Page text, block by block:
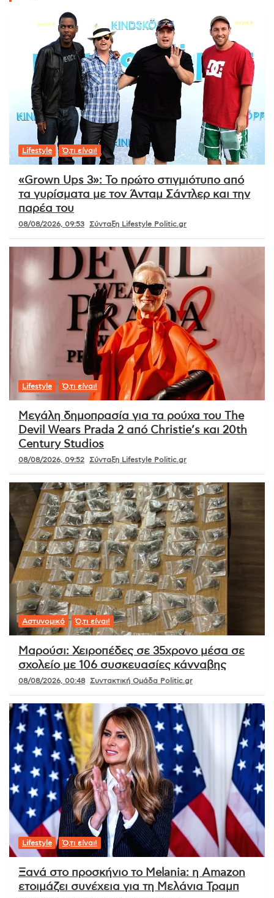
Lifestyle Ό,τι είναι!
«Grown Ups 3»: Το πρώτο στιγμιότυπο από
τα γυρίσματα με τον Άνταμ Σάντλερ και την
παρέα του
08/08/2026, 09:53 Σύνταξη Lifestyle Politic.gr
Lifestyle Ό,τι είναι!
Μεγάλη δημοπρασία για τα ρούχα του The
Devil Wears Prada 2 από Christie’s και 20th
Century Studios
08/08/2026, 09:52 Σύνταξη Lifestyle Politic.gr
Αστυνομικό Ό,τι είναι!
Μαρούσι: Χειροπέδες σε 35χρονο μέσα σε
σχολείο με 106 συσκευασίες κάνναβης
08/08/2026, 00:48 Συντακτική Ομάδα Politic.gr
Lifestyle Ό,τι είναι!
Ξανά στο προσκήνιο το Melania: η Amazon
ετοιμάζει συνέχεια για τη Μελάνια Τραμπ